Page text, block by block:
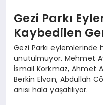
Gezi Parkı
Kaybedilen
Gezi Parkı eylemlerinde
unutulmuyor. Mehmet
İsmail Korkmaz, Ahmet
Berkin Elvan, Abdullah
anısı hala yaşatılıyor.